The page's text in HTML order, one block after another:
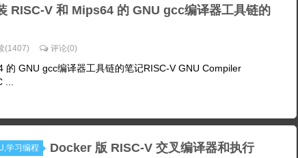
RISC-V 和 Mips64 的 GNU gcc编译器工具链的
(1407) 评论(0)
的 GNU gcc编译器工具链的笔记RISC-V GNU Compiler
学习编程
Docker 版 RISC-V 交叉编译器和执行